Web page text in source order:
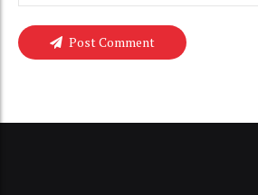
Post Comment